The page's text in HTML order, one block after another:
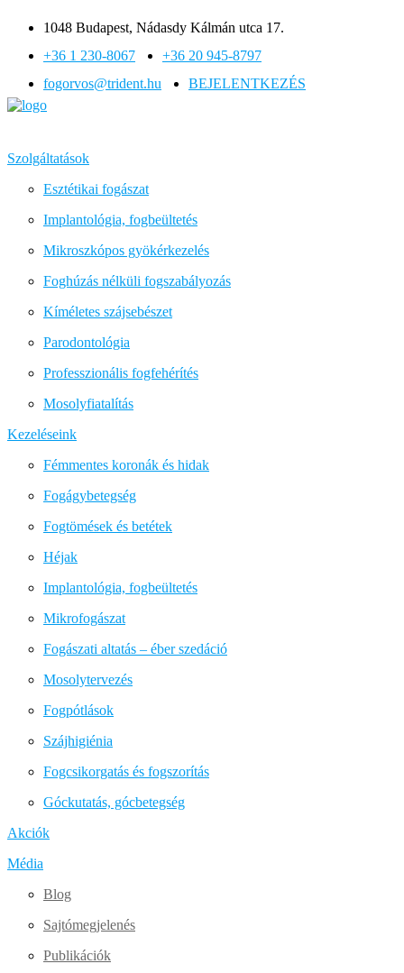
1048 Budapest, Nádasdy Kálmán utca 17.
+36 1 230-8067
+36 20 945-8797
fogorvos@trident.hu
BEJELENTKEZÉS
Szolgáltatások
Esztétikai fogászat
Implantológia, fogbeültetés
Mikroszkópos gyökérkezelés
Foghúzás nélküli fogszabályozás
Kíméletes szájsebészet
Parodontológia
Professzionális fogfehérítés
Mosolyfiatalítás
Kezeléseink
Fémmentes koronák és hidak
Fogágybetegség
Fogtömések és betétek
Héjak
Implantológia, fogbeültetés
Mikrofogászat
Fogászati altatás – éber szedáció
Mosolytervezés
Fogpótlások
Szájhigiénia
Fogcsikorgatás és fogszorítás
Góckutatás, gócbetegség
Akciók
Média
Blog
Sajtómegjelenés
Publikációk